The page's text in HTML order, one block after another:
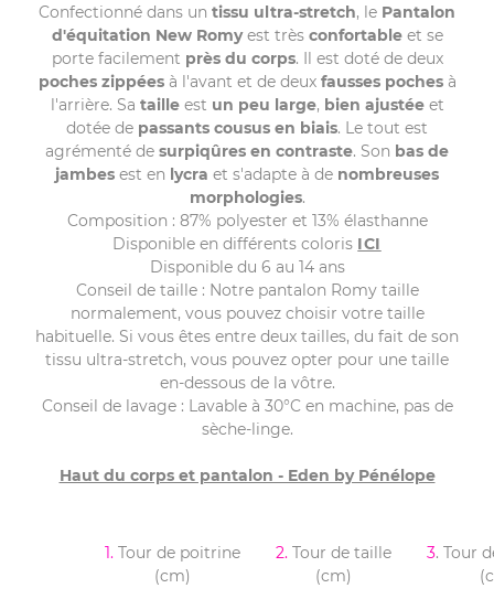
Confectionné dans un tissu ultra-stretch, le Pantalon
d'équitation New Romyest très confortable et se
porte facilement près du corps. Il est doté de deux
poches zippéesà l'avant et de deux fausses pochesà
l'arrière. Sa tailleest un peu large, bien ajustéeet
dotée de passants cousus en biais. Le tout est
agrémenté de surpiqûres en contraste. Son bas de
jambes est en lycra et s'adapte à de nombreuses
morphologies.
Composition : 87% polyester et 13% élasthanne
Disponible en différents coloris ICI
Disponible du 6 au 14 ans
Conseil de taille : Notre pantalon Romy taille
normalement, vous pouvez choisir votre taille
habituelle. Si vous êtes entre deux tailles, du fait de son
tissu ultra-stretch, vous pouvez opter pour une taille
en-dessous de la vôtre.
Conseil de lavage : Lavable à 30°C en machine, pas de
sèche-linge.
Haut du corps et pantalon - Eden by Pénélope
1. Tour de poitrine
(cm)
2. Tour de taille
(cm)
3. Tour